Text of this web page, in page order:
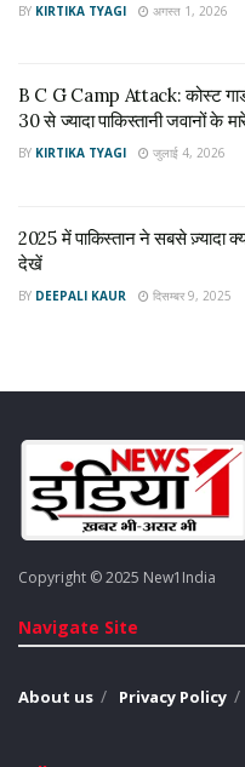
BY KIRTIKA TYAGI अगस्त 1, 2026
B C G Camp Attack: कोस्ट
30 से ज्यादा पाकिस्तानी जवानों के
BY KIRTIKA TYAGI जुलाई 4, 2026
2025 में पाकिस्तान ने सबसे ज़्यादा
देखें
BY DEEPALI KAUR दिसम्बर 9, 2025
Copyright © 2025 New1India
Navigate Site
About us Privacy Policy